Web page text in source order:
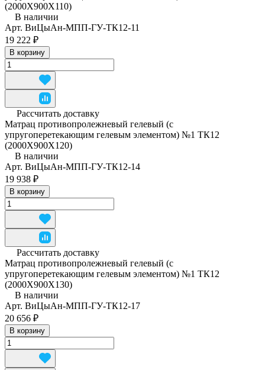
(2000Х900Х110)
В наличии
Арт. ВиЦыАн-МПП-ГУ-ТК12-11
19 222 ₽
В корзину
Рассчитать доставку
Матрац противопролежневый гелевый (с
упругоперетекающим гелевым элементом) №1 ТК12
(2000Х900Х120)
В наличии
Арт. ВиЦыАн-МПП-ГУ-ТК12-14
19 938 ₽
В корзину
Рассчитать доставку
Матрац противопролежневый гелевый (с
упругоперетекающим гелевым элементом) №1 ТК12
(2000Х900Х130)
В наличии
Арт. ВиЦыАн-МПП-ГУ-ТК12-17
20 656 ₽
В корзину